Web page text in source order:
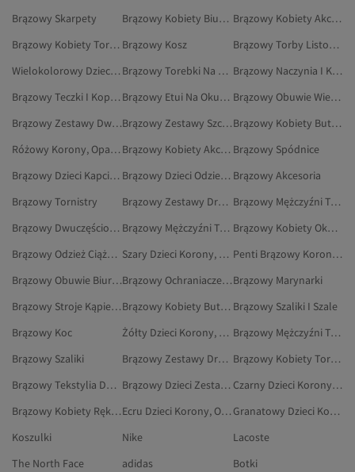
Brązowy Skarpety
Brązowy Kobiety Biustonosze
Brązowy Kobiety Akcesoria Do Włosów
Brązowy Kobiety Torby Listonoszki Brązowy Kosz
Brązowy Torby Listonoszki
Wielokolorowy Dzieci Korony, Opaski Do Włosów I Spinki
Brązowy Torebki Na Ramię
Brązowy Naczynia I Kuchnia
Brązowy Teczki I Kopertówki
Brązowy Etui Na Okulary
Brązowy Obuwie Wieczorowe
Brązowy Zestawy Dwuczęściowe
Brązowy Zestawy Szczypiec Do Serwowania
Brązowy Kobiety Buty Na Koturnie
Różowy Korony, Opaski Do Włosów I Spinki
Brązowy Kobiety Akcesoria Brązowy Spódnice
Brązowy Dzieci Kapcie Skarpetkowe
Brązowy Dzieci Odzież Plażowa Brązowy Akcesoria
Brązowy Tornistry
Brązowy Zestawy Dresowe Ciążowe
Brązowy Mężczyźni Torebki Na Ramię
Brązowy Dwuczęściowy Zestaw Ciążowy
Brązowy Mężczyźni Torebki
Brązowy Kobiety Okulary I Akcesoria Do Okularów
Brązowy Odzież Ciążowa
Szary Dzieci Korony, Opaski Do Włosów I Spinki
Penti Brązowy Korony, Opaski Do Włosów I Spinki
Brązowy Obuwie Biurowe
Brązowy Ochraniacze Na MateracBrązowy Marynarki
Brązowy Stroje Kąpielowe
Brązowy Kobiety Buty Na Płaskim Obcasie Brązowy Szaliki I Szale
Brązowy Koc
Żółty Dzieci Korony, Opaski Do Włosów I Spinki
Brązowy Mężczyźni Teczki I Kopertówki
Brązowy Szaliki
Brązowy Zestawy Dresowe
Brązowy Kobiety Torby I Torebki
Brązowy Tekstylia Do Sypialni
Brązowy Dzieci Zestawy Piżamowe
Czarny Dzieci Korony, Opaski Do Włosów I Spinki
Brązowy Kobiety Rękawiczki
Ecru Dzieci Korony, Opaski Do Włosów I Spinki
Granatowy Dzieci Korony, Opaski Do Włosów I Spinki
Koszulki
Nike
Lacoste
The North Face
adidas
Botki